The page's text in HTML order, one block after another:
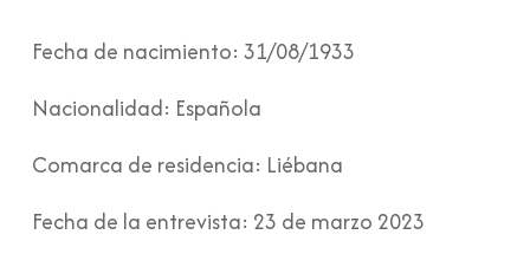
Fecha de nacimiento: 31/08/1933
Nacionalidad: Española
Comarca de residencia: Liébana
Fecha de la entrevista: 23 de marzo 2023